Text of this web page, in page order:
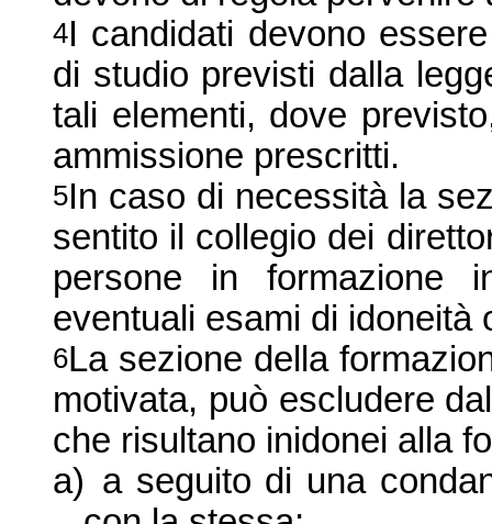
4I candidati devono
di studio previsti dalla
tali elementi, dove
ammissione prescritti.
5In caso di necessità la
sentito il collegio dei
persone in formazione
eventuali esami di idoneità
6La sezione della
motivata, può escludere
che risultano inidonei alla
a) a seguito di una